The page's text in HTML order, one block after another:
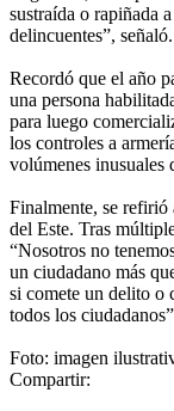
sustraída o rapiñada
delincuentes”, señaló.
Recordó que el año
una persona
para luego
los controles a
volúmenes inusuales
Finalmente, se refirió
del Este. Tras
“Nosotros no
un ciudadano más
si comete un delito o
todos los
Foto: imagen
Compartir: